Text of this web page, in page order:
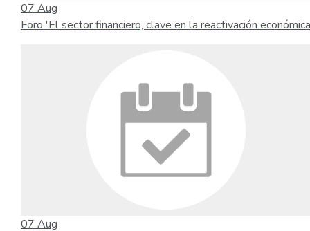
07 Aug
Foro 'El sector financiero, clave en la reactivación
07 Aug